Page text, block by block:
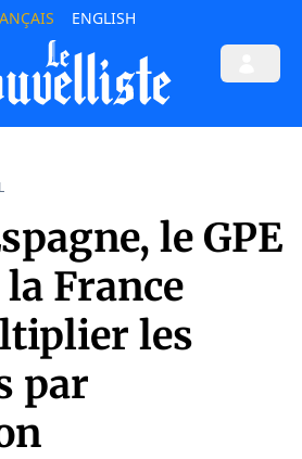
ENGLISH
le GPE
France
les
par